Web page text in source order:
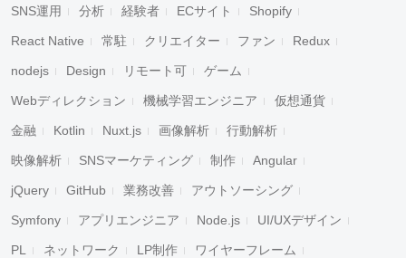
SNS運用 分析 経験者 ECサイト Shopify
React Native 常駐 クリエイター ファン Redux
nodejs Design リモート可 ゲーム
Webディレクション 機械学習エンジニア 仮想通貨
金融 Kotlin Nuxt.js 画像解析 行動解析
映像解析 SNSマーケティング 制作 Angular
jQuery GitHub 業務改善 アウトソーシング
Symfony アプリエンジニア Node.js UI/UXデザイン
PL ネットワーク LP制作 ワイヤーフレーム